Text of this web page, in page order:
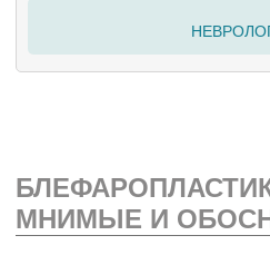
МНИМЫЕ И